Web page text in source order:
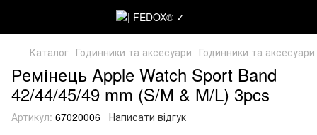
Каталог Годинники та аксесуари Годинники та
Ремінець Apple Watch Sport Band
42/44/45/49 mm (S/M & M/L) 3pcs
Артикул: 67020006 Написати відгук